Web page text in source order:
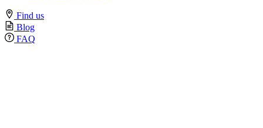
Find us
Blog
FAQ